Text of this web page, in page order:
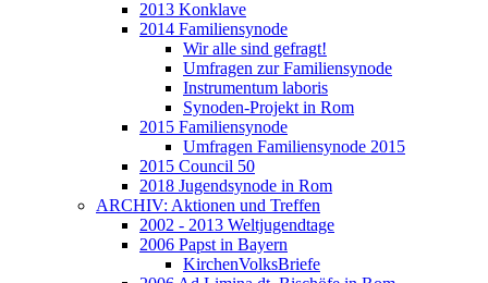
2013 Konklave
2014 Familiensynode
Wir alle sind gefragt!
Umfragen zur Familiensynode
Instrumentum laboris
Synoden-Projekt in Rom
2015 Familiensynode
Umfragen Familiensynode 2015
2015 Council 50
2018 Jugendsynode in Rom
ARCHIV: Aktionen und Treffen
2002 - 2013 Weltjugendtage
2006 Papst in Bayern
KirchenVolksBriefe